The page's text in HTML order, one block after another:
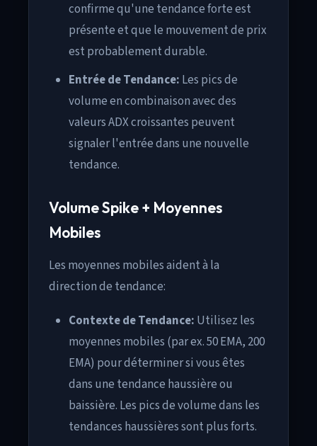
confirme qu'une tendance forte est
présente et que le mouvement de prix
est probablement durable.
Entrée de Tendance: Les pics de
volume en combinaison avec des
valeurs ADX croissantes peuvent
signaler l'entrée dans une nouvelle
tendance.
Volume Spike + Moyennes
Mobiles
Les moyennes mobiles aident à la
direction de tendance:
Contexte de Tendance: Utilisez les
moyennes mobiles (par ex. 50 EMA, 200
EMA) pour déterminer si vous êtes
dans une tendance haussière ou
baissière. Les pics de volume dans les
tendances haussières sont plus forts.